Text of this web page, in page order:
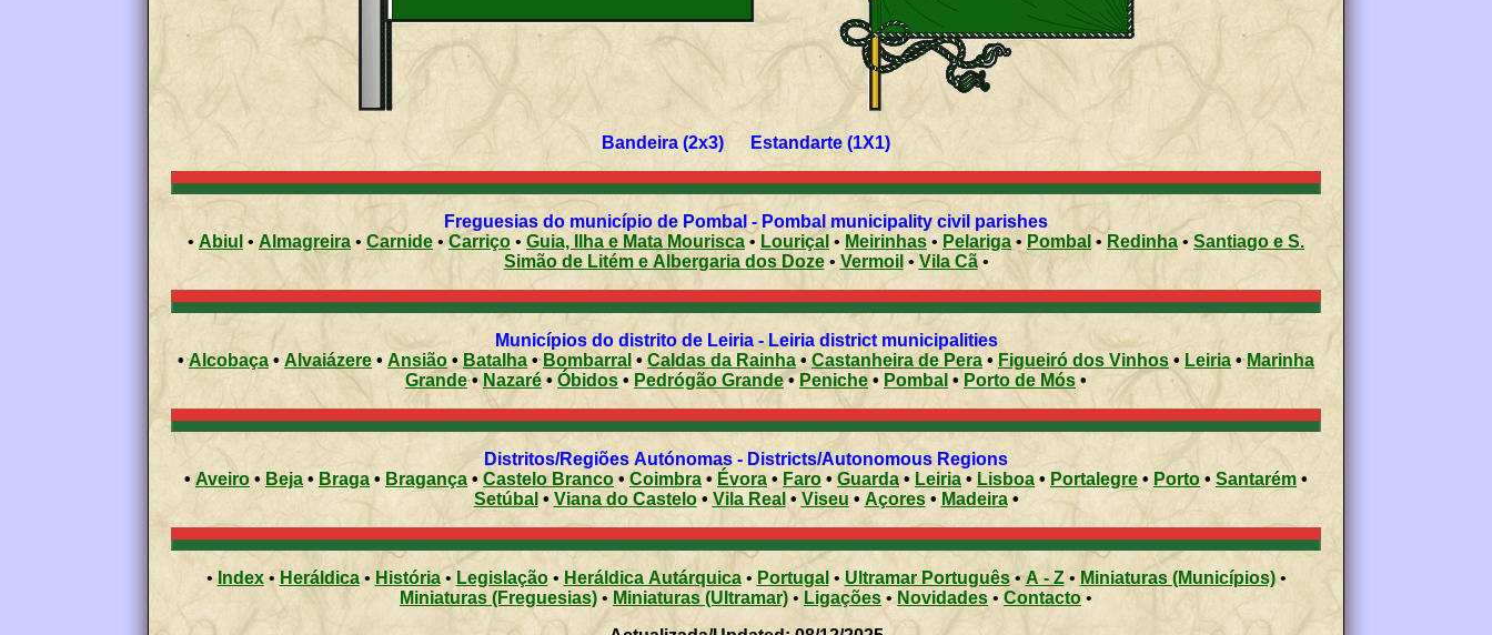
Bandeira (2x3) Estandarte (1X1)
Freguesias do município de Pombal - Pombal municipality civil parishes
• Abiul • Almagreira • Carnide •Carriço • Guia, Ilha e Mata Mourisca • Louriçal • Meirinhas • Pelariga •Pombal • Redinha • Santiago e S.
Simão de Litém e Albergaria dos Doze• Vermoil •Vila Cã•
Municípios do distrito de Leiria - Leiria district municipalities
•Alcobaça• Alvaiázere • Ansião • Batalha • Bombarral • Caldas da Rainha • Castanheira de Pera • Figueiró dos Vinhos • Leiria • Marinha
Grande• Nazaré • Óbidos• Pedrógão Grande• Peniche • Pombal • Porto de Mós•
Distritos/Regiões Autónomas - Districts/Autonomous Regions
• Aveiro • Beja • Braga• Bragança • Castelo Branco • Coimbra • Évora•Faro • Guarda • Leiria • Lisboa • Portalegre• Porto• Santarém •
Setúbal • Viana do Castelo•Vila Real • Viseu • Açores • Madeira •
•Index• Heráldica• História • Legislação • Heráldica Autárquica• Portugal • Ultramar Português•A - Z• Miniaturas (Municípios)•
Miniaturas (Freguesias) • Miniaturas (Ultramar) • Ligações • Novidades • Contacto •